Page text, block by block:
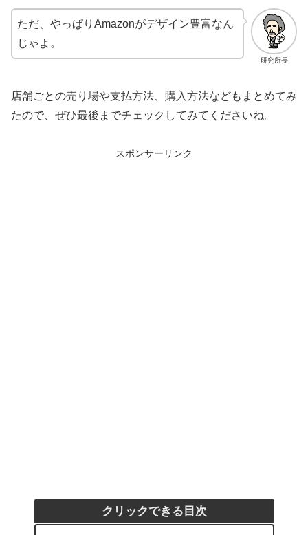
研究所長
ただ、やっぱりAmazonがデザイン豊富なん
じゃよ。
店舗ごとの売り場や支払方法、購入方法などもまとめてみ
たので、ぜひ最後までチェックしてみてくださいね。
スポンサーリンク
クリックできる目次